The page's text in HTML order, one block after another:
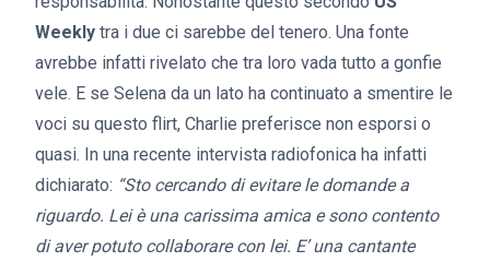
Weekly tra i due ci sarebbe del tenero. Una fonte
avrebbe infatti rivelato che tra loro vada tutto a gonfie
vele. E se Selena da un lato ha continuato a smentire le
voci su questo flirt, Charlie preferisce non esporsi o
quasi. In una recente intervista radiofonica ha infatti
dichiarato: “Sto cercando di evitare le domande a
riguardo. Lei è una carissima amica e sono contento
di aver potuto collaborare con lei. E’ una cantante